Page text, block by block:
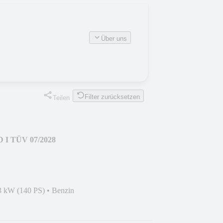
Über uns
Teilen Filter zurücksetzen
I TÜV 07/2028
kW (140 PS) • Benzin